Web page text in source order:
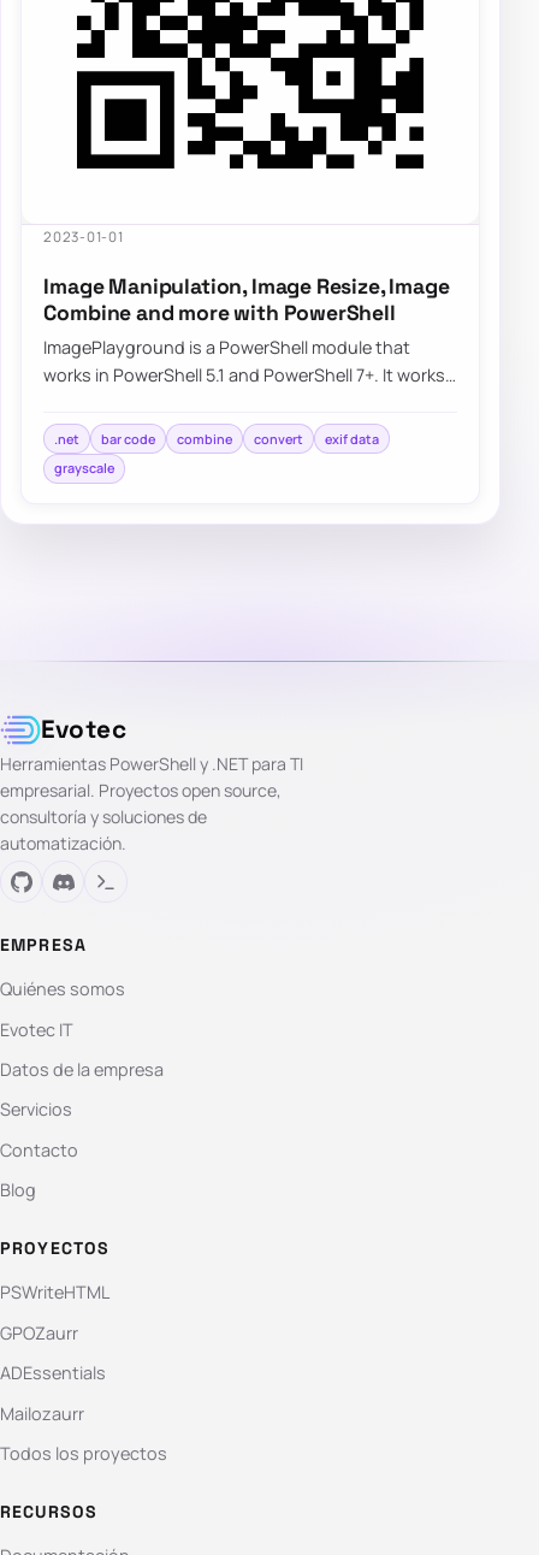
2023-01-01
Image Manipulation, Image Resize, Image
Combine and more with PowerShell
ImagePlayground is a PowerShell module that
works in PowerShell 5.1 and PowerShell 7+. It works
.net bar code combine convert
exif data
grayscale
Evotec
Herramientas PowerShell y .NET para TI
empresarial. Proyectos open source,
consultoría y soluciones de
automatización.
EMPRESA
Quiénes somos
Evotec IT
Datos de la empresa
Servicios
Contacto
Blog
PROYECTOS
PSWriteHTML
GPOZaurr
ADEssentials
Mailozaurr
Todos los proyectos
RECURSOS